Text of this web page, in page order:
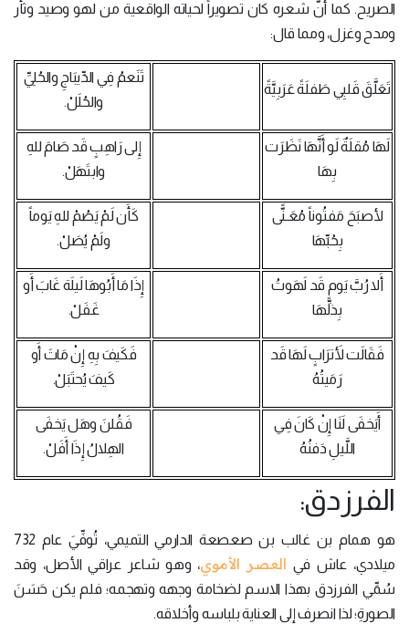
الصريح. كما أنَّ شعره كان تصويراً لحياته الواقعية من لهو وصيد وثأر
ومدح وغزل، ومما قال:
تَعَلَّقَ قَلبِي طَفلَةً عَرَبِيَّةً
تَنَعمُ فِي الدِّيبَاجِ والحُلِيِّ
والحُلَلْ.
لَهَا مُقلَةٌ لَو أَنَّهَا نَظَرَت
بِهَا
إِلى رَاهِبٍ قَد صَامَ للهِ
وابتَهَلْ.
لأصبَحَ مَفتُوناً مُعَـنًّى
بِحُبِّهَا
كَأَن لَمْ يَصُمْ للهِ يَوماً
ولَمْ يُصَلْ.
أَلا رُبَّ يَومٍ قَد لَهَوتُ
بِذلِّهَا
إِذَا مَا أَبُوهَا لَيلَة غَابَ أَو
غَفَلْ.
فَقَالَت لأَترَابٍ لَهَا قَد
رَمَيتُهُ
فَكَيفَ بِهِ إِنْ مَاتَ أَو
كَيفَ يُحتَبَلْ.
أَيَخفَى لَنَا إِنْ كَانَ فِي
اللَّيلِ دَفنُهُ
فَقُلنَ وهَل يَخفَى
الهِلالُ إِذَا أَفَلْ.
الفرزدق:
هو همام بن غالب بن صعصعة الدارمي التميمي، تُوفِّيَ عام 732
ميلادي، عاش في العصر الأموي، وهو شاعر عراقي الأصل، وقد
سُمِّي الفرزدق بهذا الاسم لضخامة وجهه وتهجمه؛ فلم يكن حَسَنَ
الصورةِ؛ لذا انصرف إلى العناية بلباسه وأخلاقه.